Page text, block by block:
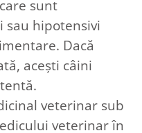
sunt
sau hipotensivi
Dacă
aceşti câini
veterinar sub
veterinar în